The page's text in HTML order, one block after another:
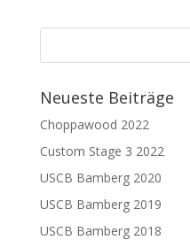
Neueste Beiträge
Choppawood 2022
Custom Stage 3 2022
USCB Bamberg 2020
USCB Bamberg 2019
USCB Bamberg 2018